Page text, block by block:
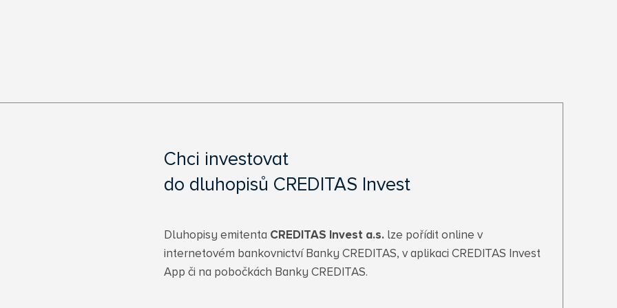
Chci investovat
do dluhopisů CREDITAS Invest
Dluhopisy emitenta CREDITAS Invest a.s. lze pořídit online v
internetovém bankovnictví Banky CREDITAS, v aplikaci CREDITAS Invest
App či na pobočkách Banky CREDITAS.